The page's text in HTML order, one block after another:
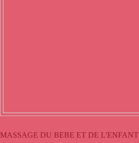
MASSAGE DU BEBE ET DE L'ENFANT